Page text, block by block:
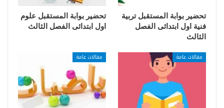
تحضير بوابة المستقبل تربية
فنية اول ابتدائى الفصل
الثالث
تحضير بوابة المستقبل علوم
اول ابتدائى الفصل الثالث
مقالات عامة مقالات عامة